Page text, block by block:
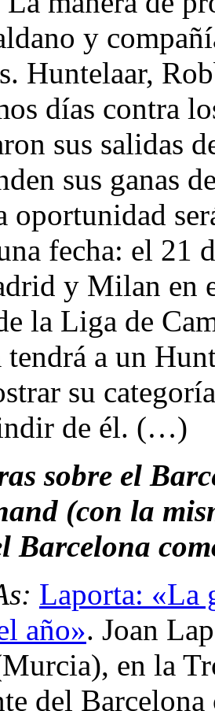
y
Huntelaar,
días contra
sus salidas
sus ganas
oportunidad
fecha: el 21
y Milan en
la Liga de
tendrá a un
su
de él. (…)
sobre el
(con la
Barcelona
Laporta: «La
año». Joan
en la
del